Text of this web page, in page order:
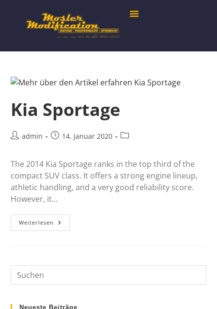
Kia Sportage
admin 14. Januar 2020
The 2014 Kia Sportage ranks in the top third of the
compact SUV class. It offers a strong engine lineup,
athletic handling, and a very good reliability score.
However, it…
Weiterlesen
Neueste Beiträge